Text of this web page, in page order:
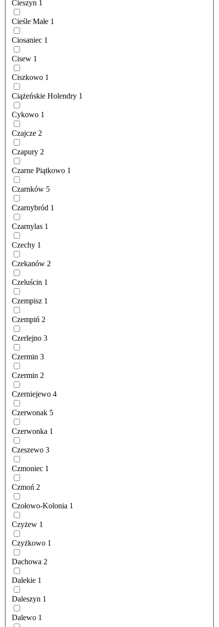
Cieszyn 1
Cieśle Małe 1
Ciosaniec 1
Cisew 1
Ciszkowo 1
Ciążeńskie Holendry 1
Cykowo 1
Czajcze 2
Czapury 2
Czarne Piątkowo 1
Czarnków 5
Czarnybród 1
Czarnylas 1
Czechy 1
Czekanów 2
Czeluścin 1
Czempisz 1
Czempiń 2
Czerlejno 3
Czermin 3
Czermin 2
Czerniejewo 4
Czerwonak 5
Czerwonka 1
Czeszewo 3
Czmoniec 1
Czmoń 2
Czołowo-Kolonia 1
Czyżew 1
Czyżkowo 1
Dachowa 2
Dalekie 1
Daleszyn 1
Dalewo 1